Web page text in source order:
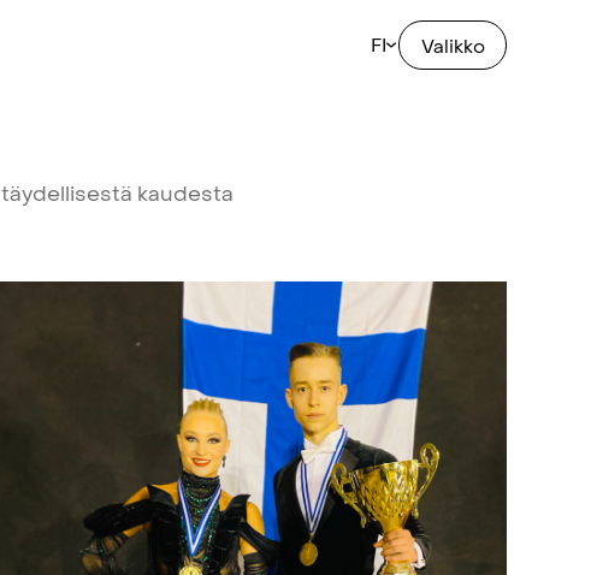
FI Valikko
täydellisestä kaudesta